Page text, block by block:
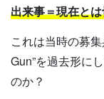
出来事＝現在と
これは当時の募
Gun”を過去形に
のか？